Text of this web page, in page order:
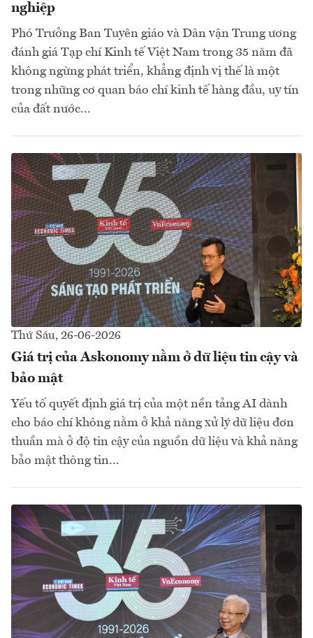
nghiệp
Phó Trưởng Ban Tuyên giáo và Dân vận Trung ương
đánh giá Tạp chí Kinh tế Việt Nam trong 35 năm đã
không ngừng phát triển, khẳng định vị thế là một
trong những cơ quan báo chí kinh tế hàng đầu, uy tín
của đất nước...
Thứ Sáu, 26-06-2026
Giá trị của Askonomy nằm ở dữ liệu tin cậy và
bảo mật
Yếu tố quyết định giá trị của một nền tảng AI dành
cho báo chí không nằm ở khả năng xử lý dữ liệu đơn
thuần mà ở độ tin cậy của nguồn dữ liệu và khả năng
bảo mật thông tin...